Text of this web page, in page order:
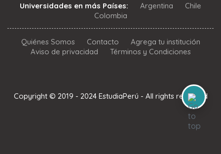
Universidades en más Países: Argentina
Chile
Colombia
Quiénes Somos Contacto
Agrega tu institución
Aviso de privacidad
Términos y Condiciones
Copyright © 2019 - 2024 EstudiaPerú - All rights reserved